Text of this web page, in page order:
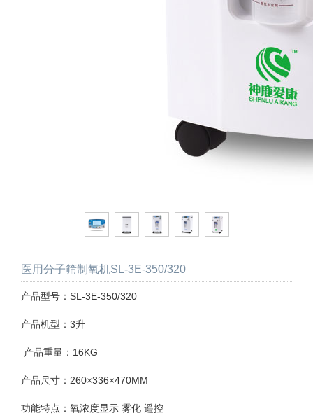
医用分子筛制氧机SL-3E-350/320
产品型号：SL-3E-350/320
产品机型：3升
产品重量：16KG
产品尺寸：260×336×470MM
功能特点：氧浓度显示 雾化 遥控